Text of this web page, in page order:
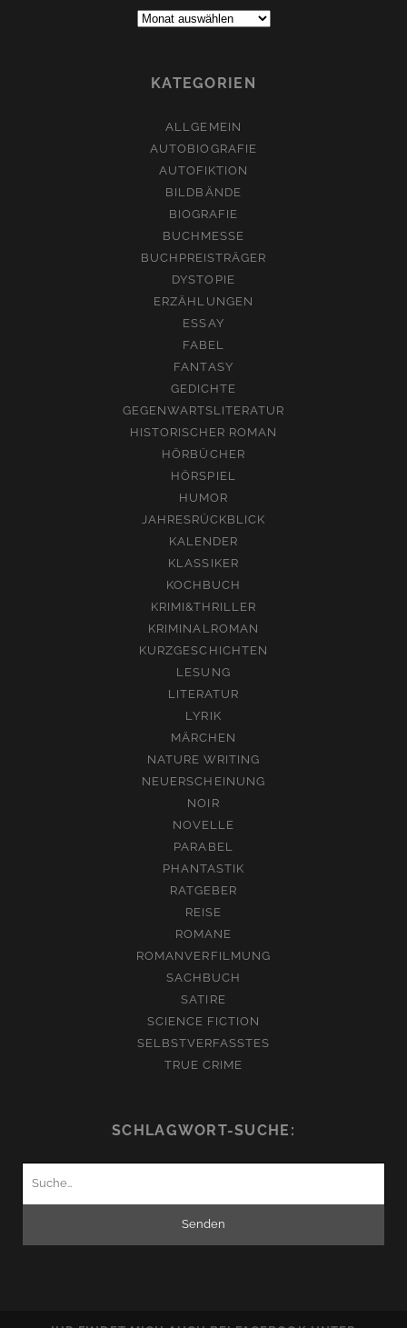
Archive:
KATEGORIEN
ALLGEMEIN
AUTOBIOGRAFIE
AUTOFIKTION
BILDBÄNDE
BIOGRAFIE
BUCHMESSE
BUCHPREISTRÄGER
DYSTOPIE
ERZÄHLUNGEN
ESSAY
FABEL
FANTASY
GEDICHTE
GEGENWARTSLITERATUR
HISTORISCHER ROMAN
HÖRBÜCHER
HÖRSPIEL
HUMOR
JAHRESRÜCKBLICK
KALENDER
KLASSIKER
KOCHBUCH
KRIMI&THRILLER
KRIMINALROMAN
KURZGESCHICHTEN
LESUNG
LITERATUR
LYRIK
MÄRCHEN
NATURE WRITING
NEUERSCHEINUNG
NOIR
NOVELLE
PARABEL
PHANTASTIK
RATGEBER
REISE
ROMANE
ROMANVERFILMUNG
SACHBUCH
SATIRE
SCIENCE FICTION
SELBSTVERFASSTES
TRUE CRIME
SCHLAGWORT-SUCHE: